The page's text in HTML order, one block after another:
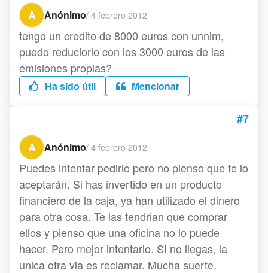
A
Anónimo/ 4 febrero 2012
tengo un credito de 8000 euros con unnim,
puedo reduciorlo con los 3000 euros de las
emisiones propias?
Ha sido útil Mencionar
#7
A
Anónimo/ 4 febrero 2012
Puedes intentar pedirlo pero no pienso que te lo
aceptarán. Si has invertido en un producto
financiero de la caja, ya han utilizado el dinero
para otra cosa. Te las tendrian que comprar
ellos y pienso que una oficina no lo puede
hacer. Pero mejor intentarlo. SI no llegas, la
unica otra via es reclamar. Mucha suerte.